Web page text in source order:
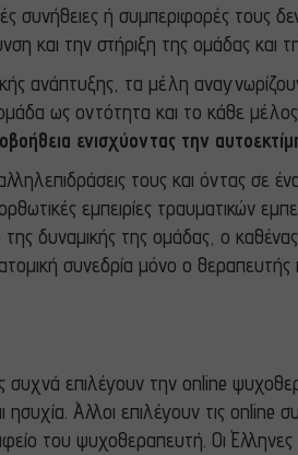
συνήθειες ή συμπεριφορές τους
και την στήριξη της ομάδας και
ανάπτυξης, τα μέλη
ως οντότητα και το κάθε
ενισχύοντας την
τους και όντας σε
εμπειρίες τραυματικών
δυναμικής της ομάδας, ο
συνεδρία μόνο ο θεραπευτής
συχνά επιλέγουν την online
Άλλοι επιλέγουν τις online
του ψυχοθεραπευτή. Οι